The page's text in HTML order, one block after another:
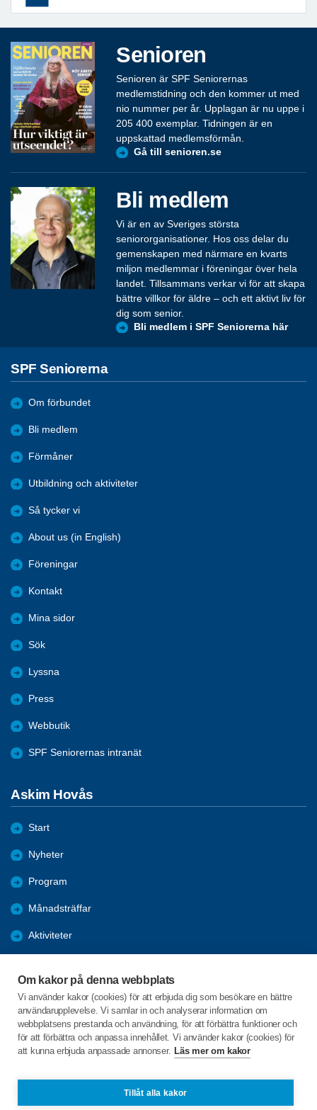
Om kakor på denna webbplats
Vi använder kakor (cookies) för att erbjuda dig som besökare en bättre
användarupplevelse. Vi samlar in och analyserar information om
webbplatsens prestanda och användning, för att förbättra funktioner och
för att förbättra och anpassa innehållet. Vi använder kakor (cookies) för
att kunna erbjuda anpassade annonser. Läs mer om kakor
Tillåt alla kakor
Senioren
Senioren är SPF Seniorernas
medlemstidning och den kommer ut med
nio nummer per år. Upplagan är nu uppe i
205 400 exemplar. Tidningen är en
uppskattad medlemsförmån.
Gå till senioren.se
Bli medlem
Vi är en av Sveriges största
seniororganisationer. Hos oss delar du
gemenskapen med närmare en kvarts
miljon medlemmar i föreningar över hela
landet. Tillsammans verkar vi för att skapa
bättre villkor för äldre – och ett aktivt liv för
dig som senior.
Bli medlem i SPF Seniorerna här
SPF Seniorerna
Om förbundet
Bli medlem
Förmåner
Utbildning och aktiviteter
Så tycker vi
About us (in English)
Föreningar
Kontakt
Mina sidor
Sök
Lyssna
Press
Webbutik
SPF Seniorernas intranät
Askim Hovås
Start
Nyheter
Program
Månadsträffar
Aktiviteter
Förmåner
Om föreningen
C/o:Ylva Larsson